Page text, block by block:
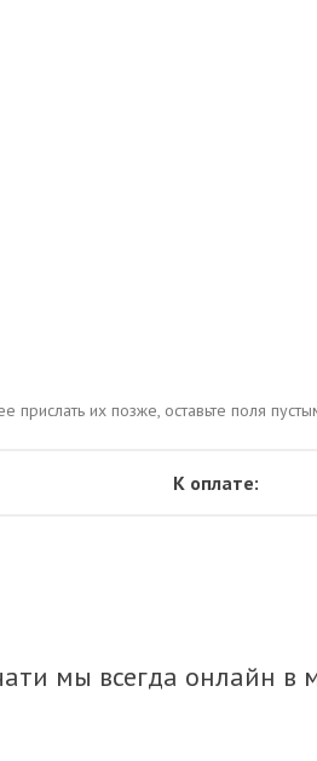
прислать их позже, оставьте поля
К оплате:
мы всегда онлайн в